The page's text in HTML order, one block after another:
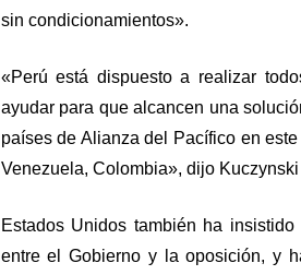
sin condicionamientos».
«Perú está dispuesto a realizar
ayudar para que alcancen una
países de Alianza del Pacífico en
Venezuela, Colombia», dijo
Estados Unidos también ha
entre el Gobierno y la oposición, y